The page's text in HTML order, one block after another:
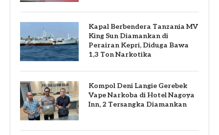
Kapal Berbendera Tanzania MV
King Sun Diamankan di
Perairan Kepri, Diduga Bawa
1,3 Ton Narkotika
Kompol Deni Langie Gerebek
Vape Narkoba di Hotel Nagoya
Inn, 2 Tersangka Diamankan